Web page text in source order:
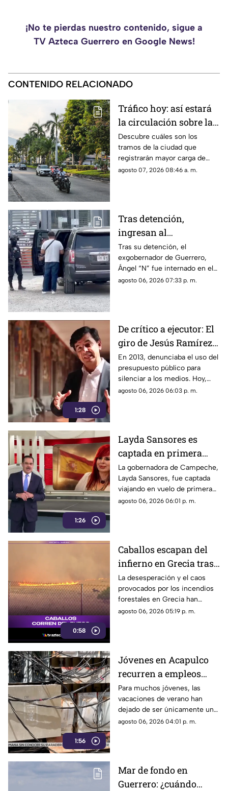
¡No te pierdas nuestro contenido, sigue a
TV Azteca Guerrero en Google News!
CONTENIDO RELACIONADO
Tráfico hoy: así estará
la circulación sobre las
avenidas de Acapulco
Descubre cuáles son los
tramos de la ciudad que
registrarán mayor carga de
vehículos y las zonas donde el
agosto 07, 2026 08:46 a. m.
Tras detención,
ingresan al
exgobernador Ángel
"N" al penal del
Altiplano
Tras su detención, el
exgobernador de Guerrero,
Ángel “N” fue internado en el
penal del Altiplano; esto es lo
agosto 06, 2026 07:33 p. m.
1:28
De crítico a ejecutor: El
giro de Jesús Ramírez
Cuevas sobre la
censura y la publicidad
oficial
En 2013, denunciaba el uso del
presupuesto público para
silenciar a los medios. Hoy,
Jesús Ramírez Cuevas es
agosto 06, 2026 06:03 p. m.
1:26
Layda Sansores es
captada en primera
clase rumbo a España
junto a la directora del
DIF
La gobernadora de Campeche,
Layda Sansores, fue captada
viajando en vuelo de primera
clase con destino a España en
agosto 06, 2026 06:01 p. m.
0:58
Caballos escapan del
infierno en Grecia tras
cuatro días de
incendios
descontrolados
La desesperación y el caos
provocados por los incendios
forestales en Grecia han
dejado imágenes
agosto 06, 2026 05:19 p. m.
1:56
Jóvenes en Acapulco
recurren a empleos
temporales ante el
próximo ciclo escolar
Para muchos jóvenes, las
vacaciones de verano han
dejado de ser únicamente un
periodo de descanso y
agosto 06, 2026 04:01 p. m.
Mar de fondo en
Guerrero: ¿cuándo